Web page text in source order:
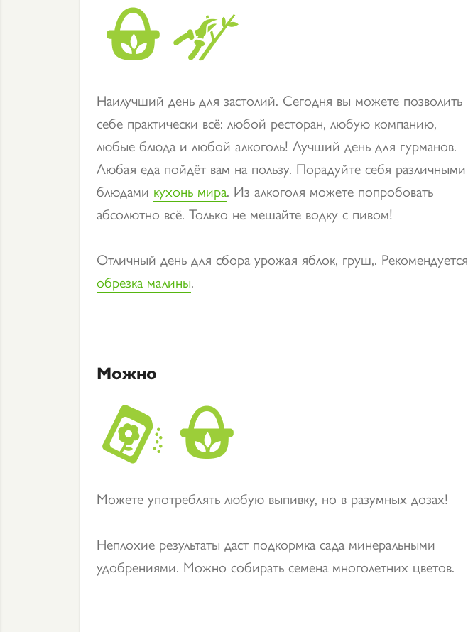
Наилучший день для застолий. Сегодня вы можете позволить
себе практически всё: любой ресторан, любую компанию,
любые блюда и любой алкоголь! Лучший день для гурманов.
Любая еда пойдёт вам на пользу. Порадуйте себя различными
блюдами кухонь мира. Из алкоголя можете попробовать
абсолютно всё. Только не мешайте водку с пивом!
Отличный день для сбора урожая яблок, груш,. Рекомендуется
обрезка малины.
Можно
Можете употреблять любую выпивку, но в разумных дозах!
Неплохие результаты даст подкормка сада минеральными
удобрениями. Можно собирать семена многолетних цветов.